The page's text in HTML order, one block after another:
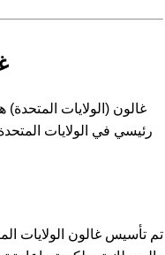
غالون (الولايات
تم تأسيس غالون الولايات